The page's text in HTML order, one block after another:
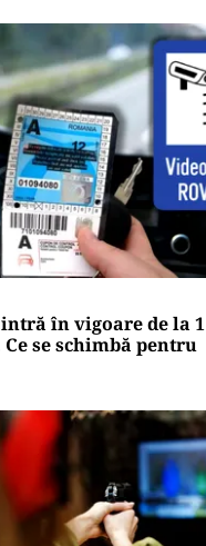
în vigoare de la 1
se schimbă pentru